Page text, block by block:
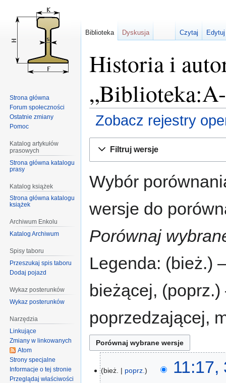
Historia i
Zobacz rejestry
Filtruj wersje
Wybór
wersje do
Porównaj
Legenda: (bież.)
bieżącej,
poprzedzającej,
bież. poprz.
11:17,
Biblioteka Dyskusja Czytaj
Strona główna
Forum społeczności
Ostatnie zmiany
Pomoc
Katalog artykułów
prasowych
Strona główna katalogu
prasy
Katalog książek
Strona główna katalogu
książek
Archiwum Enkolu
Katalog Archiwum
Spisy taboru
Przeszukaj spis taboru
Dodaj pojazd
Wykaz posterunków
Wykaz posterunków
Narzędzia
Linkujące
Zmiany w linkowanych
Atom
Strony specjalne
Informacje o tej stronie
Przeglądaj właściwości